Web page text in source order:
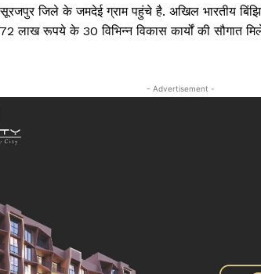
सूरजपुर जिले के जमदेई ग्राम पहुंचे है. अखिल भारतीय
लाख रूपये के 30 विभिन्न विकास कार्यों की सौगात
- Advertisement -